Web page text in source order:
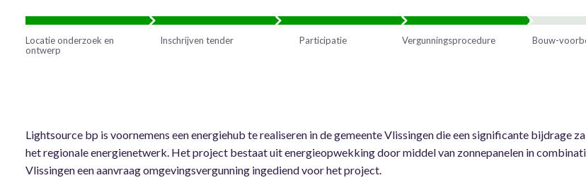
Locatie onderzoek en
ontwerp
Inschrijven tender Participatie Vergunningsprocedure Bouw-
Lightsource bp is voornemens een energiehub te realiseren in de gemeente Vlissingen die een significante bijdrage
het regionale energienetwerk. Het project bestaat uit energieopwekking door middel van zonnepanelen in
Vlissingen een aanvraag omgevingsvergunning ingediend voor het project.